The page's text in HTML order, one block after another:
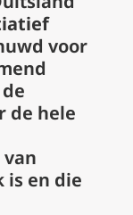
voor
de hele
is en die